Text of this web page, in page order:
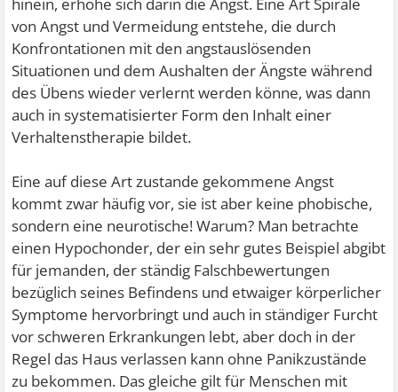
von Angst und Vermeidung entstehe, die durch
Konfrontationen mit den angstauslösenden
Situationen und dem Aushalten der Ängste während
des Übens wieder verlernt werden könne, was dann
auch in systematisierter Form den Inhalt einer
Verhaltenstherapie bildet.
Eine auf diese Art zustande gekommene Angst
kommt zwar häufig vor, sie ist aber keine phobische,
sondern eine neurotische! Warum? Man betrachte
einen Hypochonder, der ein sehr gutes Beispiel abgibt
für jemanden, der ständig Falschbewertungen
bezüglich seines Befindens und etwaiger körperlicher
Symptome hervorbringt und auch in ständiger Furcht
vor schweren Erkrankungen lebt, aber doch in der
Regel das Haus verlassen kann ohne Panikzustände
zu bekommen. Das gleiche gilt für Menschen mit